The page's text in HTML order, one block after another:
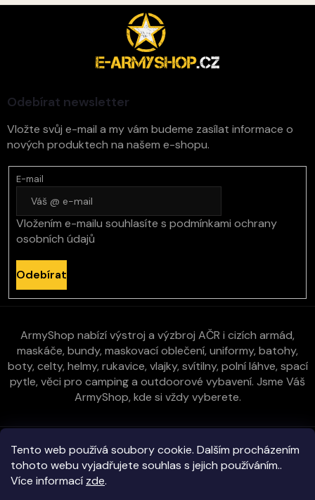
Tento web používá soubory cookie. Dalším procházením
tohoto webu vyjadřujete souhlas s jejich používáním..
Více informací zde.
Odebírat newsletter
Vložte svůj e-mail a my vám budeme zasílat informace o
nových produktech na našem e-shopu.
E-mail
Vložením e-mailu souhlasíte s podmínkami ochrany
osobních údajů
Odebírat
ArmyShop nabízí výstroj a výzbroj AČR i cizích armád,
maskáče, bundy, maskovací oblečení, uniformy, batohy,
boty, celty, helmy, rukavice, vlajky, svítilny, polní láhve, spací
pytle, věci pro camping a outdoorové vybavení. Jsme Váš
ArmyShop, kde si vždy vyberete.
Zákaznická péče
Vše o nákupu